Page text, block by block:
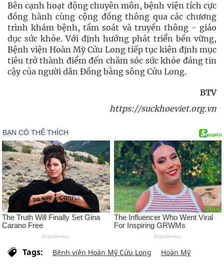
Bên cạnh hoạt động chuyên môn, bệnh viện tích cực
đồng hành cùng cộng đồng thông qua các chương
trình khám bệnh, tầm soát và truyền thông - giáo
dục sức khỏe. Với định hướng phát triển bền vững,
Bệnh viện Hoàn Mỹ Cửu Long tiếp tục kiên định mục
tiêu trở thành điểm đến chăm sóc sức khỏe đáng tin
cậy của người dân Đồng bằng sông Cửu Long.
BTV
https://suckhoeviet.org.vn
Tags: Bệnh viện Hoàn Mỹ Cửu Long Hoàn Mỹ